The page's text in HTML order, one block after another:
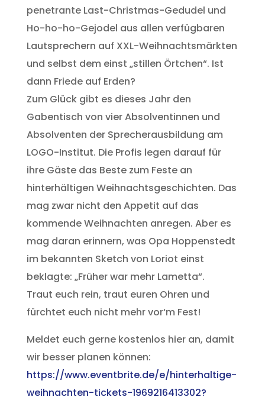
penetrante Last-Christmas-Gedudel und
Ho-ho-ho-Gejodel aus allen verfügbaren
Lautsprechern auf XXL-Weihnachtsmärkten
und selbst dem einst „stillen Örtchen“. Ist
dann Friede auf Erden?
Zum Glück gibt es dieses Jahr den
Gabentisch von vier Absolventinnen und
Absolventen der Sprecherausbildung am
LOGO-Institut. Die Profis legen darauf für
ihre Gäste das Beste zum Feste an
hinterhältigen Weihnachtsgeschichten. Das
mag zwar nicht den Appetit auf das
kommende Weihnachten anregen. Aber es
mag daran erinnern, was Opa Hoppenstedt
im bekannten Sketch von Loriot einst
beklagte: „Früher war mehr Lametta“.
Traut euch rein, traut euren Ohren und
fürchtet euch nicht mehr vor‘m Fest!
Meldet euch gerne kostenlos hier an, damit
wir besser planen können:
https://www.eventbrite.de/e/hinterhaltige-
weihnachten-tickets-1969216413302?